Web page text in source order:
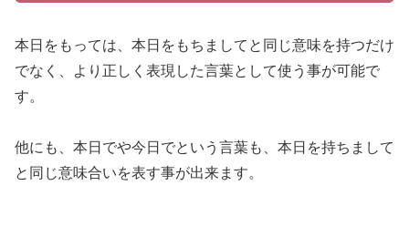
本日をもっては、本日をもちましてと同じ意味を持つだけ
でなく、より正しく表現した言葉として使う事が可能で
す。
他にも、本日でや今日でという言葉も、本日を持ちまして
と同じ意味合いを表す事が出来ます。